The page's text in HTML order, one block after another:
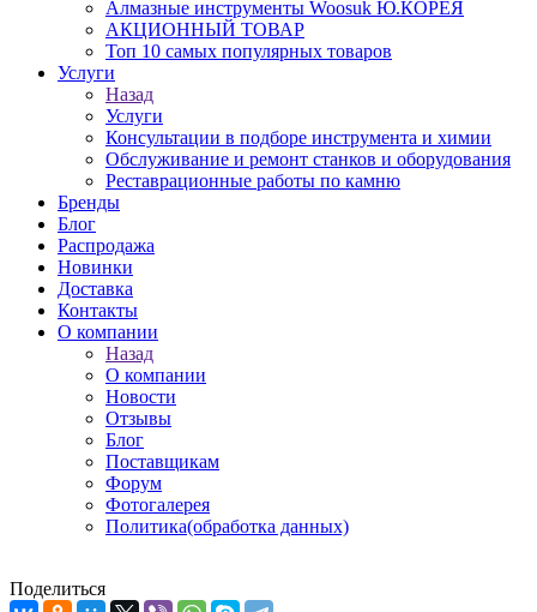
Алмазные инструменты Woosuk Ю.КОРЕЯ
АКЦИОННЫЙ ТОВАР
Топ 10 самых популярных товаров
Услуги
Назад
Услуги
Консультации в подборе инструмента и химии
Обслуживание и ремонт станков и оборудования
Реставрационные работы по камню
Бренды
Блог
Распродажа
Новинки
Доставка
Контакты
О компании
Назад
О компании
Новости
Отзывы
Блог
Поставщикам
Форум
Фотогалерея
Политика(обработка данных)
Поделиться